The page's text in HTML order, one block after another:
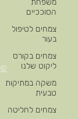
משפחת
הסוככיים
צמחים לטיפול
בעור
צמחים בקורס
ליקוט שלנו
משקה במתיקות
טבעית
צמחים לחליטה
© 2023 כל הזכויות שמורות לBP-IL